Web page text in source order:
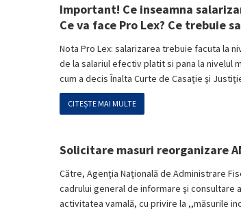
Important! Ce inseamna
Ce va face Pro Lex? Ce trebuie
Nota Pro Lex: salarizarea trebuie facuta la
de la salariul efectiv platit si pana la nivelul
cum a decis Înalta Curte de Casaţie şi
CITEȘTE MAI MULTE
Solicitare masuri reorganizare
Către, Agenţia Naţională de Administrare
cadrului general de informare şi consultare
activitatea vamală, cu privire la ,,măsurile